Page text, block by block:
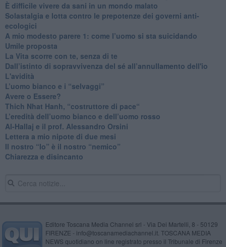
​È difficile vivere da sani in un mondo malato
Solastalgia e lotta contro le prepotenze dei governi anti-
ecologici
​A mio modesto parere 1: come l’uomo si sta suicidando
​Umile proposta
​La Vita scorre con te, senza di te
​Dall’istinto di sopravvivenza del sé all’annullamento dell'io
L'avidità
​L’uomo bianco e i “selvaggi”
​Avere o Essere?
​Thich Nhat Hanh, “costruttore di pace“
​L’eredità dell’uomo bianco e dell’uomo rosso
Al-Hallaj e il prof. Alessandro Orsini
​Lettera a mio nipote di due mesi
​Il nostro “Io” è il nostro “nemico”
​Chiarezza e disincanto
Editore Toscana Media Channel srl - Via Dei Martelli, 8 - 50129
FIRENZE - info@toscanamediachannel.it. TOSCANA MEDIA
NEWS quotidiano on line registrato presso il Tribunale di Firenze